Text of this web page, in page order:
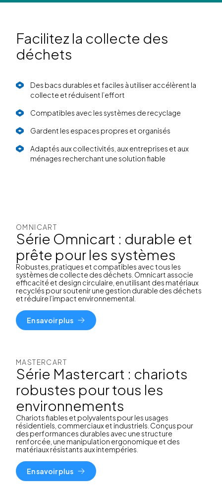
Facilitez la collecte des
déchets
Des bacs durables et faciles à utiliser accélèrent la
collecte et réduisent l’effort
Compatibles avec les systèmes de recyclage
Gardent les espaces propres et organisés
Adaptés aux collectivités, aux entreprises et aux
ménages recherchant une solution fiable
OMNICART
Série Omnicart : durable et
prête pour les systèmes
Robustes, pratiques et compatibles avec tous les
systèmes de collecte des déchets. Omnicart associe
efficacité et design circulaire, en utilisant des matériaux
recyclés pour soutenir une gestion durable des déchets
et réduire l’impact environnemental.
En savoir plus
MASTERCART
Série Mastercart : chariots
robustes pour tous les
environnements
Chariots fiables et polyvalents pour les usages
résidentiels, commerciaux et industriels. Conçus pour
des performances durables avec une structure
renforcée, une manipulation ergonomique et des
matériaux résistants aux intempéries.
En savoir plus